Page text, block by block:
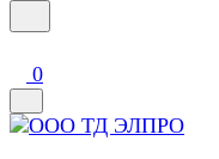
0